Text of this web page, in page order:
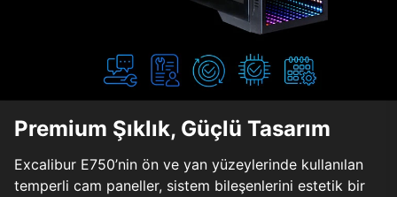
Premium Şıklık, Güçlü Tasarım
Excalibur E750’nin ön ve yan yüzeylerinde kullanılan
temperli cam paneller, sistem bileşenlerini estetik bir